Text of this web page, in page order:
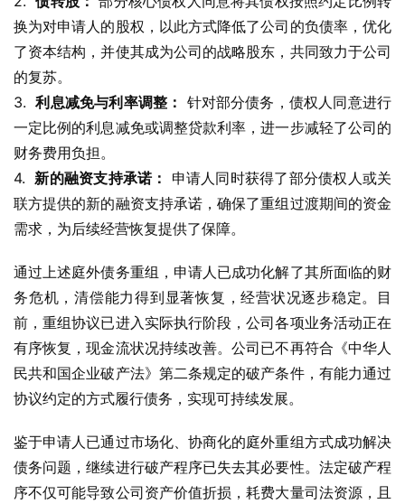
换为对申请人的股权，以此方式降低了公司的负债率，优化
了资本结构，并使其成为公司的战略股东，共同致力于公司
的复苏。
3. 利息减免与利率调整： 针对部分债务，债权人同意进行
一定比例的利息减免或调整贷款利率，进一步减轻了公司的
财务费用负担。
4. 新的融资支持承诺：
申请人同时获得了部分债权人或关
联方提供的新的融资支持承诺，确保了重组过渡期间的资金
需求，为后续经营恢复提供了保障。
通过上述庭外债务重组，申请人已成功化解了其所面临的财
务危机，清偿能力得到显著恢复，经营状况逐步稳定。目
前，重组协议已进入实际执行阶段，公司各项业务活动正在
有序恢复，现金流状况持续改善。公司已不再符合《中华人
民共和国企业破产法》第二条规定的破产条件，有能力通过
协议约定的方式履行债务，实现可持续发展。
鉴于申请人已通过市场化、协商化的庭外重组方式成功解决
债务问题，继续进行破产程序已失去其必要性。法定破产程
序不仅可能导致公司资产价值折损，耗费大量司法资源，且